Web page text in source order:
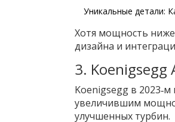
Уникальные детали:
Хотя мощность
дизайна и
3. Koenigsegg
Koenigsegg в
увеличившим
улучшенных турбин.